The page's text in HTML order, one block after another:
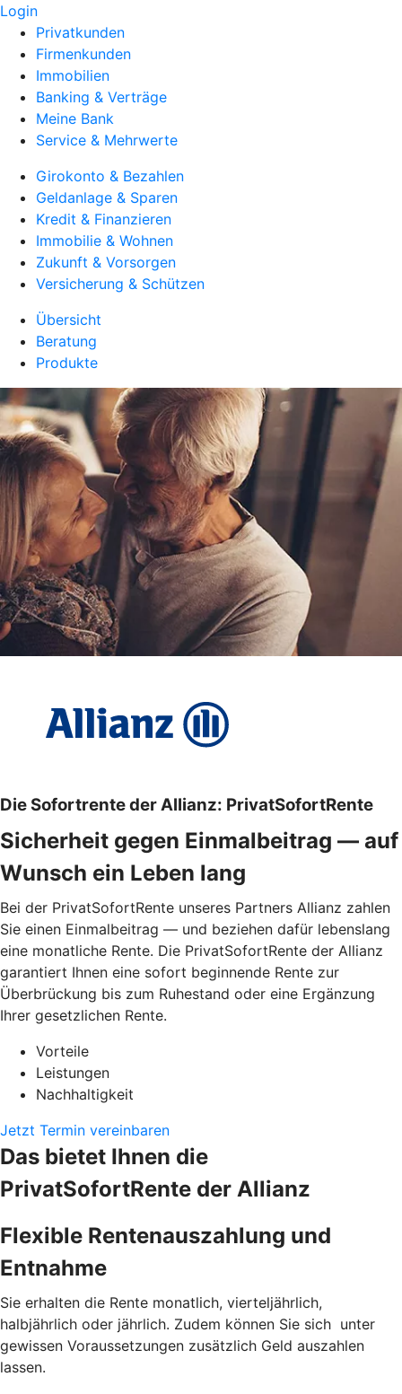
Login
Privatkunden
Firmenkunden
Immobilien
Banking & Verträge
Meine Bank
Service & Mehrwerte
Girokonto & Bezahlen
Geldanlage & Sparen
Kredit & Finanzieren
Immobilie & Wohnen
Zukunft & Vorsorgen
Versicherung & Schützen
Übersicht
Beratung
Produkte
Die Sofortrente der Allianz: PrivatSofortRente
Sicherheit gegen Einmalbeitrag — auf
Wunsch ein Leben lang
Bei der PrivatSofortRente unseres Partners Allianz zahlen
Sie einen Einmalbeitrag — und beziehen dafür lebenslang
eine monatliche Rente. Die PrivatSofortRente der Allianz
garantiert Ihnen eine sofort beginnende Rente zur
Überbrückung bis zum Ruhestand oder eine Ergänzung
Ihrer gesetzlichen Rente.
Vorteile
Leistungen
Nachhaltigkeit
Jetzt Termin vereinbaren
Das bietet Ihnen die
PrivatSofortRente der Allianz
Flexible Rentenauszahlung und
Entnahme
Sie erhalten die Rente monatlich, vierteljährlich,
halbjährlich oder jährlich. Zudem können Sie sich unter
gewissen Voraussetzungen zusätzlich Geld auszahlen
lassen.